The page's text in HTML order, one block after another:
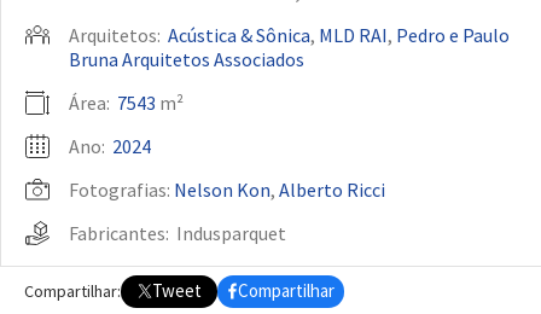
Arquitetos: Acústica & Sônica, MLD RAI, Pedro e Paulo
Bruna Arquitetos Associados
Área: 7543 m²
Ano: 2024
Fotografias: Nelson Kon, Alberto Ricci
Fabricantes: Indusparquet
Sala De Concerto
Compartilhar: Tweet Compartilhar